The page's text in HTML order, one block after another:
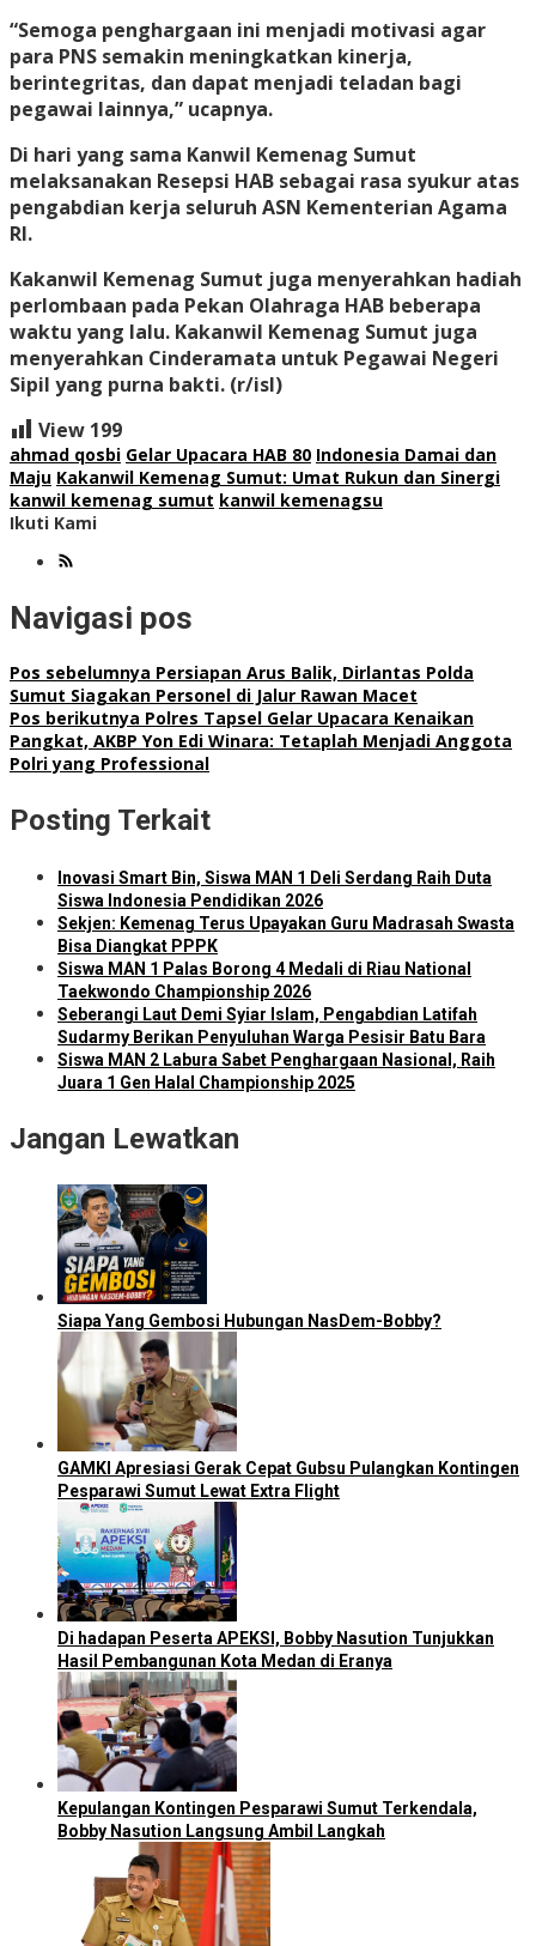
“Semoga penghargaan ini menjadi motivasi agar
para PNS semakin meningkatkan kinerja,
berintegritas, dan dapat menjadi teladan bagi
pegawai lainnya,” ucapnya.
Di hari yang sama Kanwil Kemenag Sumut
melaksanakan Resepsi HAB sebagai rasa syukur atas
pengabdian kerja seluruh ASN Kementerian Agama
RI.
Kakanwil Kemenag Sumut juga menyerahkan hadiah
perlombaan pada Pekan Olahraga HAB beberapa
waktu yang lalu. Kakanwil Kemenag Sumut juga
menyerahkan Cinderamata untuk Pegawai Negeri
Sipil yang purna bakti. (r/isl)
View 199
ahmad qosbi Gelar Upacara HAB 80 Indonesia Damai dan
Maju Kakanwil Kemenag Sumut: Umat Rukun dan Sinergi
kanwil kemenag sumut kanwil kemenagsu
Ikuti Kami
Navigasi pos
Pos sebelumnya Persiapan Arus Balik, Dirlantas Polda
Sumut Siagakan Personel di Jalur Rawan Macet
Pos berikutnya Polres Tapsel Gelar Upacara Kenaikan
Pangkat, AKBP Yon Edi Winara: Tetaplah Menjadi Anggota
Polri yang Professional
Posting Terkait
Inovasi Smart Bin, Siswa MAN 1 Deli Serdang Raih Duta
Siswa Indonesia Pendidikan 2026
Sekjen: Kemenag Terus Upayakan Guru Madrasah Swasta
Bisa Diangkat PPPK
Siswa MAN 1 Palas Borong 4 Medali di Riau National
Taekwondo Championship 2026
Seberangi Laut Demi Syiar Islam, Pengabdian Latifah
Sudarmy Berikan Penyuluhan Warga Pesisir Batu Bara
Siswa MAN 2 Labura Sabet Penghargaan Nasional, Raih
Juara 1 Gen Halal Championship 2025
Jangan Lewatkan
Siapa Yang Gembosi Hubungan NasDem-Bobby?
GAMKI Apresiasi Gerak Cepat Gubsu Pulangkan Kontingen
Pesparawi Sumut Lewat Extra Flight
Di hadapan Peserta APEKSI, Bobby Nasution Tunjukkan
Hasil Pembangunan Kota Medan di Eranya
Kepulangan Kontingen Pesparawi Sumut Terkendala,
Bobby Nasution Langsung Ambil Langkah